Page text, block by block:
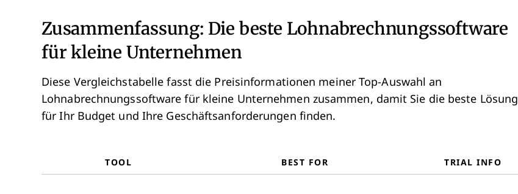
Zusammenfassung: Die beste Lohnabrechnungssoftware
für kleine Unternehmen
Diese Vergleichstabelle fasst die Preisinformationen meiner Top-Auswahl an
Lohnabrechnungssoftware für kleine Unternehmen zusammen, damit Sie die beste Lösung
für Ihr Budget und Ihre Geschäftsanforderungen finden.
TOOL BEST FOR TRIAL INFO